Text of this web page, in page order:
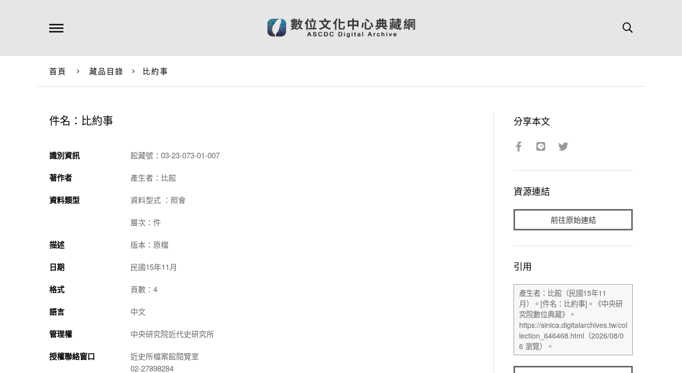
首頁 藏品目錄 比約事
件名：比約事
識別資訊 館藏號：03-23-073-01-007
著作者 產生者：比館
資料類型 資料型式 ：照會
層次：件
描述 版本：原檔
日期 民國15年11月
格式 頁數：4
語言 中文
管理權 中央研究院近代史研究所
授權聯絡窗口
近史所檔案館閱覽室
02-27898284
分享本文
資源連結
前往原始連結
引用